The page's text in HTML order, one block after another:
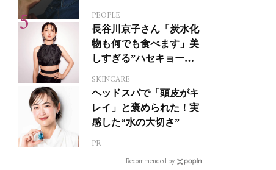
PEOPLE
長谷川京子さん「炭水化
物も何でも食べます」美
しすぎる”ハセキョーボ
SKINCARE
ヘッドスパで「頭皮がキ
レイ」と褒められた！実
感した“水の大切さ”
PR
Recommended by